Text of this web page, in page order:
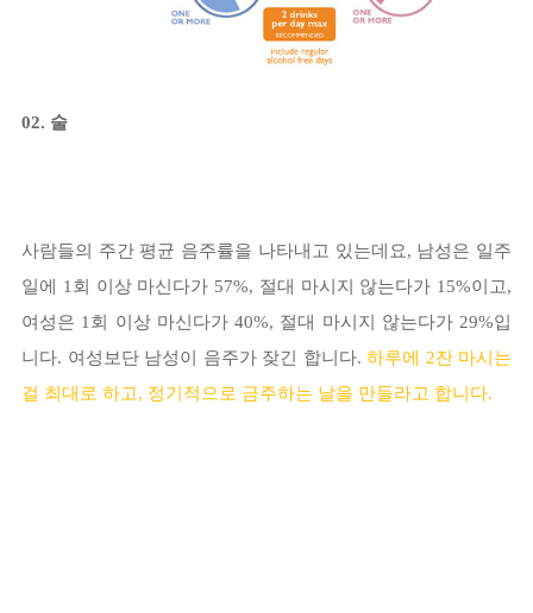
02. 술
사람들의 주간 평균 음주률을 나타내고 있는데요, 남성은 일주
일에 1회 이상 마신다가 57%, 절대 마시지 않는다가 15%이고,
여성은 1회 이상 마신다가 40%, 절대 마시지 않는다가 29%입
니다. 여성보단 남성이 음주가 잦긴 합니다. 하루에 2잔 마시는
걸 최대로 하고, 정기적으로 금주하는 날을 만들라고 합니다.